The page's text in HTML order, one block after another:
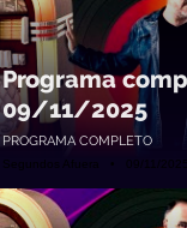
Programa
09/11/2025
PROGRAMA COMPLETO
Segundos Afuera • 09/11/2025